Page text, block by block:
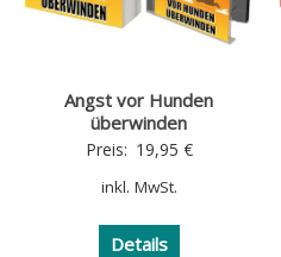
Angst vor Hunden
überwinden
Preis: 19,95 €
inkl. MwSt.
Details